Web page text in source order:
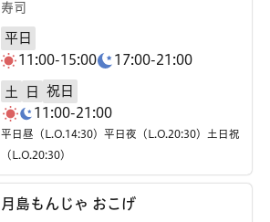
寿司
平日
11:00-15:00
17:00-21:00
土 日
祝日
11:00-21:00
平日昼（L.O.14:30）平日夜（L.O.20:30）土日祝
（L.O.20:30）
月島もんじゃ おこげ